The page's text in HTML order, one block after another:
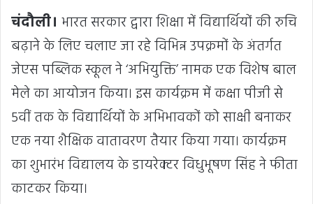
चंदौली। भारत सरकार द्वारा शिक्षा में विद्यार्थियों की रुचि
बढ़ाने के लिए चलाए जा रहे विभिन्न उपक्रमों के अंतर्गत
जेएस पब्लिक स्कूल ने ‘अभियुक्ति’ नामक एक विशेष बाल
मेले का आयोजन किया। इस कार्यक्रम में कक्षा पीजी से
5वीं तक के विद्यार्थियों के अभिभावकों को साक्षी बनाकर
एक नया शैक्षिक वातावरण तैयार किया गया। कार्यक्रम
का शुभारंभ विद्यालय के डायरेक्टर विधुभूषण सिंह ने फीता
काटकर किया।